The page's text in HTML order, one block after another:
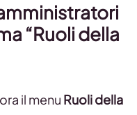
“Ruoli della
il menu Ruoli della